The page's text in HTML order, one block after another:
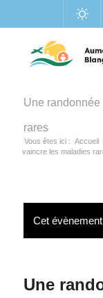
Une
rares
Vous êtes ici : Accueil
vaincre les maladies
Cet
Une